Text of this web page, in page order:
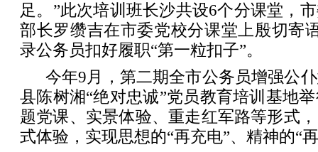
足。”此次培训班长沙共设6个分课堂，
部长罗缵吉在市委党校分课堂上殷切寄
录公务员扣好履职“第一粒扣子”。
今年9月，第二期全市公务员增强公
县陈树湘“绝对忠诚”党员教育培训基地
题党课、实景体验、重走红军路等形式
式体验，实现思想的“再充电”、精神的“